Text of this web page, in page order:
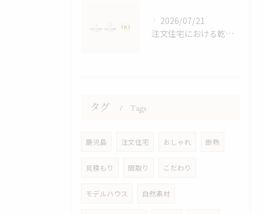
2026/07/21
注文住宅における乾太くんの効果検証
タグ Tags
鹿児島 注文住宅 おしゃれ 断熱
見積もり 間取り こだわり
モデルハウス 自然素材